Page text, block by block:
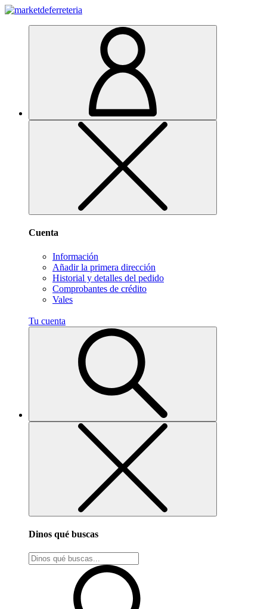
Cuenta
Información
Añadir la primera dirección
Historial y detalles del pedido
Comprobantes de crédito
Vales
Tu cuenta
Dinos qué buscas